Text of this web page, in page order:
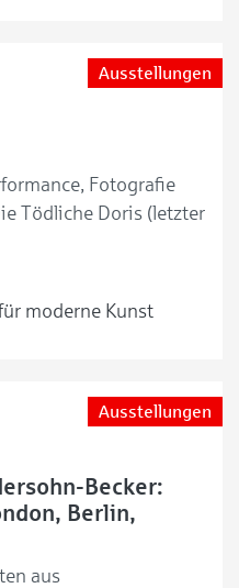
Ausstellungen
Fotografie
Tödliche Doris (letzter
moderne Kunst
Ausstellungen
Becker:
Berlin,
aus